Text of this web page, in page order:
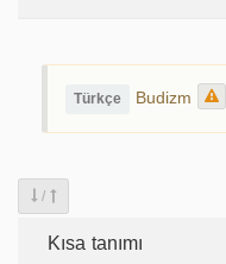
Türkçe Budizm
/
Kısa tanımı